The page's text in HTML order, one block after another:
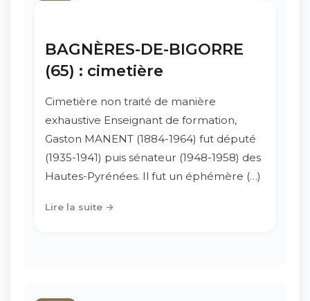
BAGNÈRES-DE-BIGORRE
(65) : cimetière
Cimetière non traité de manière
exhaustive Enseignant de formation,
Gaston MANENT (1884-1964) fut député
(1935-1941) puis sénateur (1948-1958) des
Hautes-Pyrénées. Il fut un éphémère (…)
Lire la suite →